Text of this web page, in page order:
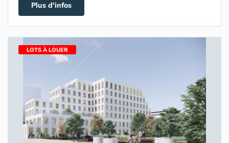
Plus d'infos
LOTS À LOUER